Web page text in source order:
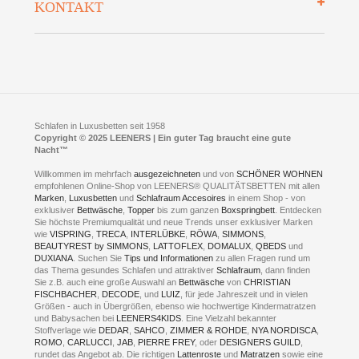
Preisgarantie
Presse
Jobs
Fotoalbum
Kontakt
KONTAKT
Neuer Showroom für unsere Onlineartikel.
Kontakt via:WhatsApp
Kontakt via:eMail
mögliche Zeiten für eine Showroom Terminreservierung
MO und DI geschlossen
MI - FR 11 bis 17 Uhr
SA 11 bis 15 Uhr
ONLINEBERATUNG UND
TERMIN- RESERVIERUNG
Schlafen in Luxusbetten seit 1958
Copyright © 2025 LEENERS | Ein guter Tag braucht eine gute
Nacht™
Willkommen im mehrfachausgezeichnetenund vonSCHÖNER WOHNEN
empfohlenen Online-Shop von LEENERS® QUALITÄTSBETTEN mit allen
Marken Luxusbetten undSchlafraum Accesoires in einem Shop - von
exklusiver Bettwäsche ,Topper bis zum ganzen Boxspringbett . Entdecken
Sie höchste Premiumqualität und neue Trends unser exklusiver Marken
wieVISPRING ,TRECA INTERLÜBKE RÖWA ,SIMMONS
BEAUTYREST by SIMMONS LATTOFLEX DOMALUX ,QBEDS und
DUXIANA . Suchen SieTips und Informationen zu allen Fragen rund um
das Thema gesundes Schlafen und attraktiverSchlafraum , dann finden
Sie z.B. auch eine große Auswahl an Bettwäsche vonCHRISTIAN
FISCHBACHER
DECODE , und LUIZ , für jede Jahreszeit und in vielen
Größen - auch in Übergrößen, ebenso wie hochwertige Kindermatratzen
und Babysachen bei LEENERS4KIDS . Eine Vielzahl bekannter
Stoffverlage wie DEDAR ,SAHCO ,ZIMMER & ROHDE NYA NORDISCA
ROMO ,CARLUCCI ,JAB PIERRE FREY, oder DESIGNERS GUILD
rundet das Angebot ab. Die richtigen Lattenroste und Matratzen sowie eine